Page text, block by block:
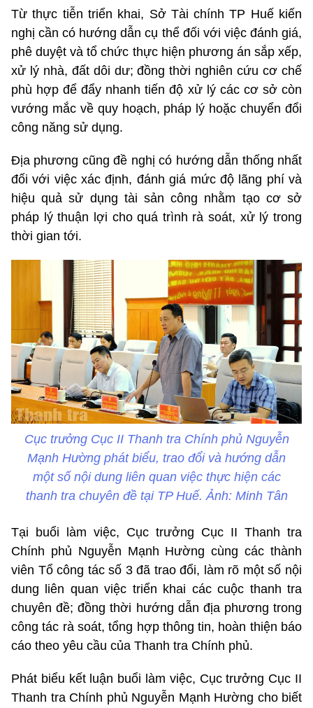
Từ thực tiễn triển khai, Sở Tài chính TP Huế kiến
nghị cần có hướng dẫn cụ thể đối với việc đánh giá,
phê duyệt và tổ chức thực hiện phương án sắp xếp,
xử lý nhà, đất dôi dư; đồng thời nghiên cứu cơ chế
phù hợp để đẩy nhanh tiến độ xử lý các cơ sở còn
vướng mắc về quy hoạch, pháp lý hoặc chuyển đổi
công năng sử dụng.
Địa phương cũng đề nghị có hướng dẫn thống nhất
đối với việc xác định, đánh giá mức độ lãng phí và
hiệu quả sử dụng tài sản công nhằm tạo cơ sở
pháp lý thuận lợi cho quá trình rà soát, xử lý trong
thời gian tới.
Cục trưởng Cục II Thanh tra Chính phủ Nguyễn
Mạnh Hường phát biểu, trao đổi và hướng dẫn
một số nội dung liên quan việc thực hiện các
thanh tra chuyên đề tại TP Huế. Ảnh: Minh Tân
Tại buổi làm việc, Cục trưởng Cục II Thanh tra
Chính phủ Nguyễn Mạnh Hường cùng các thành
viên Tổ công tác số 3 đã trao đổi, làm rõ một số nội
dung liên quan việc triển khai các cuộc thanh tra
chuyên đề; đồng thời hướng dẫn địa phương trong
công tác rà soát, tổng hợp thông tin, hoàn thiện báo
cáo theo yêu cầu của Thanh tra Chính phủ.
Phát biểu kết luận buổi làm việc, Cục trưởng Cục II
Thanh tra Chính phủ Nguyễn Mạnh Hường cho biết